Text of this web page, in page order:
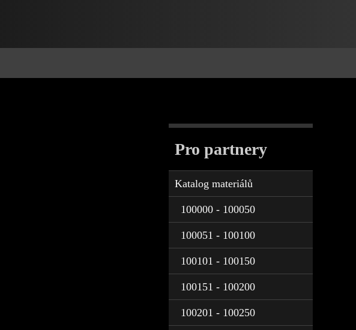
Pro partnery
Katalog materiálů
100000 - 100050
100051 - 100100
100101 - 100150
100151 - 100200
100201 - 100250